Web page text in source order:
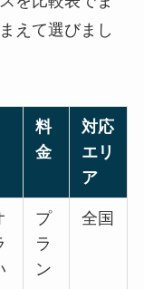
えて選びまし
料
金
対応
エリ
ア
プ
ラ
ン
全国